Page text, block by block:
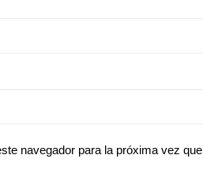
navegador para la próxima vez